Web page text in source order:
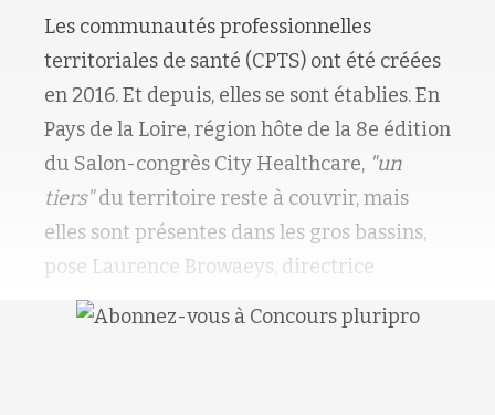
Les communautés professionnelles
territoriales de santé (CPTS) ont été créées
en 2016. Et depuis, elles se sont établies. En
Pays de la Loire, région hôte de la 8e édition
du Salon-congrès City Healthcare, "un
tiers"du territoire reste à couvrir, mais
elles sont présentes dans les gros bassins,
pose Laurence Browaeys, directrice